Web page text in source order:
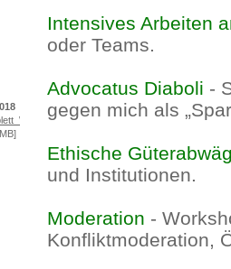
Intensives Arbeiten
oder Teams.
Advocatus Diaboli -
gegen mich als
Ethische
und Institutionen.
Moderation -
Konfliktmoderation,